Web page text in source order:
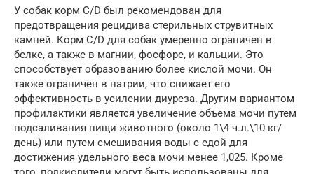
У собак корм C/D был рекомендован для
предотвращения рецидива стерильных струвитных
камней. Корм C/D для собак умеренно ограничен в
белке, а также в магнии, фосфоре, и кальции. Это
способствует образованию более кислой мочи. Он
также ограничен в натрии, что снижает его
эффективность в усилении диуреза. Другим вариантом
профилактики является увеличение объема мочи путем
подсаливания пищи животного (около 1\4 ч.л.\10 кг/
день) или путем смешивания воды с едой для
достижения удельного веса мочи менее 1,025. Кроме